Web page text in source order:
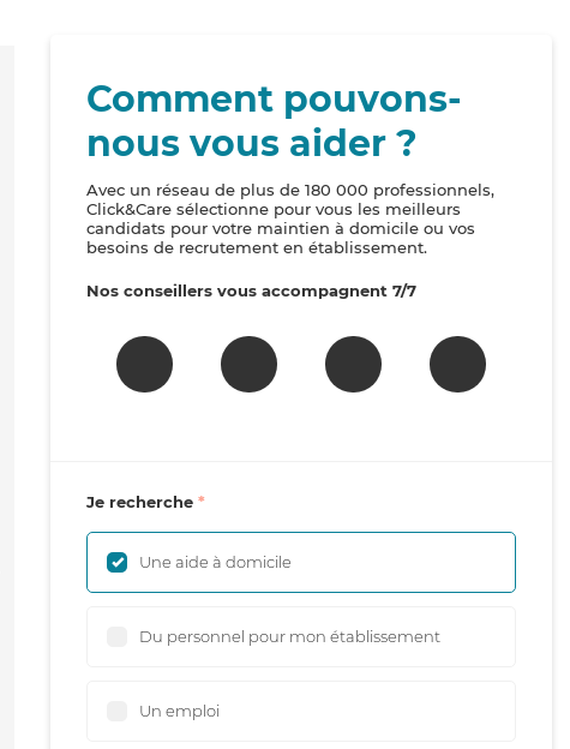
Comment pouvons-
nous vous aider ?
Avec un réseau de plus de 180 000 professionnels,
Click&Care sélectionne pour vous les meilleurs
candidats pour votre maintien à domicile ou vos
besoins de recrutement en établissement.
Nos conseillers vous accompagnent 7/7
Je recherche
Une aide à domicile
Du personnel pour mon établissement
Un emploi